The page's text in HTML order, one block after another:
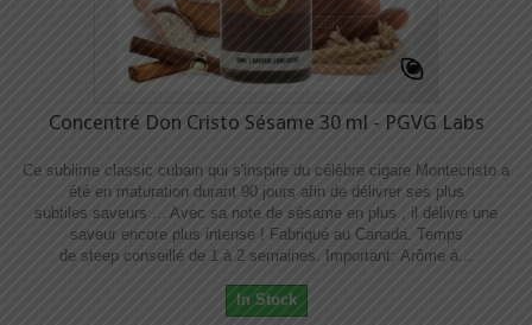
Concentré Don Cristo Sésame 30 ml - PGVG Labs
Ce sublime classic cubain qui s'inspire du célèbre cigare Montecristo a
été en maturation durant 90 jours afin de délivrer ses plus
subtiles saveurs ... Avec sa note de sésame en plus , il délivre une
saveur encore plus intense ! Fabriqué au Canada. Temps
de steep conseillé de 1 à 2 semaines. Important: Arôme à...
In Stock